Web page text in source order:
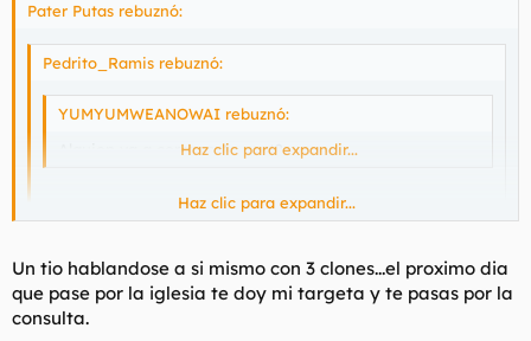
Pater Putas rebuznó:
Pedrito_Ramis rebuznó:
YUMYUMWEANOWAI rebuznó:
Alguien va a cerrar este post?
Haz clic para expandir...
No, por favor amigo YUMYUMWEANOWAI no lo haga,
Hola, compañero.
¿Como va la resaca de antesdeayer?
Le dije que no mezclara perico y pastillas con Hostias sin
Haz clic para expandir...
Un tio hablandose a si mismo con 3 clones...el proximo dia
que pase por la iglesia te doy mi targeta y te pasas por la
consulta.